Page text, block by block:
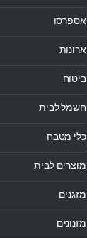
אספרסו
ארונות
ביטוח
חשמל לבית
כלי מטבח
מוצרים לבית
מזגנים
מזנונים